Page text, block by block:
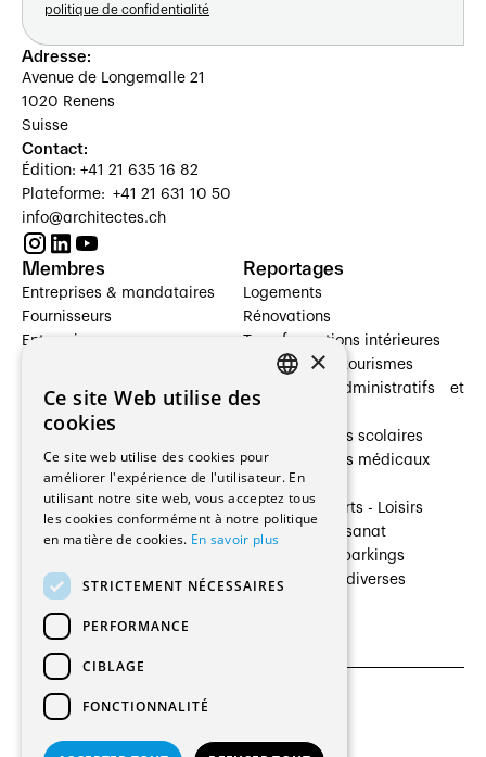
politique de confidentialité
Adresse:
Avenue de Longemalle 21
1020 Renens
Suisse
Contact:
Édition: +41 21 635 16 82
Plateforme: +41 21 631 10 50
info@architectes.ch
Membres
Entreprises & mandataires
Fournisseurs
Entreprises
Architectes paysagistes
Architectes d'intérieur
Entreprises générales
Ingénieurs et mandataires
Fabricants / Fournisseurs
Régies immobilières
Gestion PPE
Reportages
Logements
Rénovations
Transformations intérieures
Hôtelleries et tourismes
Bâtiments administratifs et
Établissements scolaires
Établissements médicaux
Villas
Cultures - Sports - Loisirs
Industrie - Artisanat
Transports et parkings
Constructions diverses
CGU et Politique de confidentialités
×
Ce site Web utilise des
cookies
Ce site web utilise des cookies pour
améliorer l'expérience de l'utilisateur. En
utilisant notre site web, vous acceptez tous
les cookies conformément à notre politique
en matière de cookies. En savoir plus
STRICTEMENT NÉCESSAIRES
PERFORMANCE
CIBLAGE
FONCTIONNALITÉ